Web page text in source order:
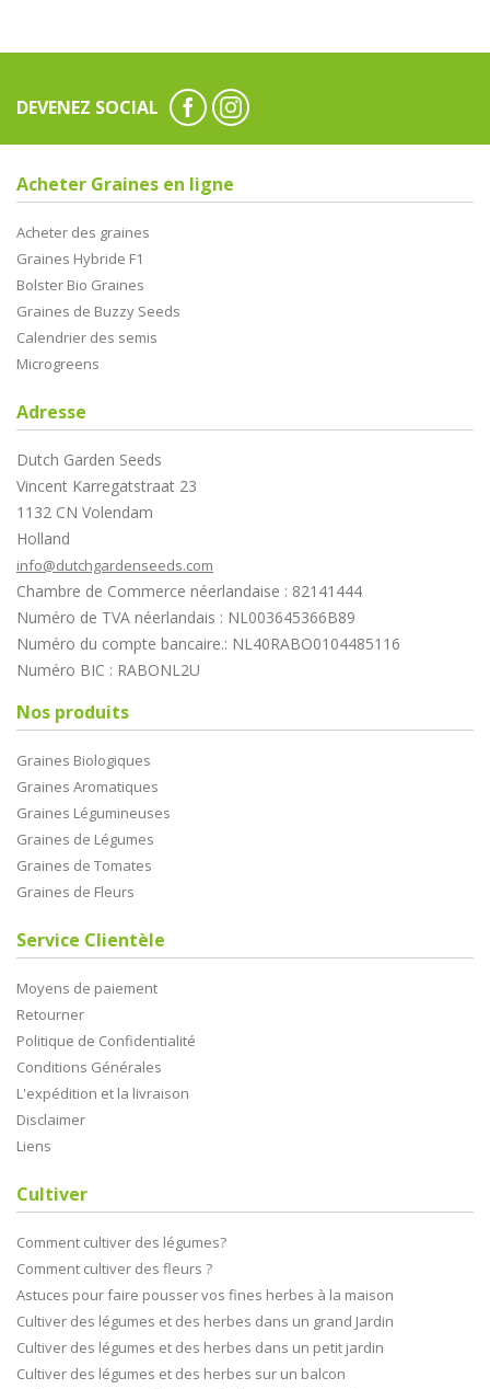
DEVENEZ SOCIAL
Acheter Graines en ligne
Acheter des graines
Graines Hybride F1
Bolster Bio Graines
Graines de Buzzy Seeds
Calendrier des semis
Microgreens
Adresse
Dutch Garden Seeds
Vincent Karregatstraat 23
1132 CN Volendam
Holland
info@dutchgardenseeds.com
Chambre de Commerce néerlandaise : 82141444
Numéro de TVA néerlandais : NL003645366B89
Numéro du compte bancaire.: NL40RABO0104485116
Numéro BIC : RABONL2U
Nos produits
Graines Biologiques
Graines Aromatiques
Graines Légumineuses
Graines de Légumes
Graines de Tomates
Graines de Fleurs
Service Clientèle
Moyens de paiement
Retourner
Politique de Confidentialité
Conditions Générales
L'expédition et la livraison
Disclaimer
Liens
Cultiver
Comment cultiver des légumes?
Comment cultiver des fleurs ?
Astuces pour faire pousser vos fines herbes à la maison
Cultiver des légumes et des herbes dans un grand Jardin
Cultiver des légumes et des herbes dans un petit jardin
Cultiver des légumes et des herbes sur un balcon